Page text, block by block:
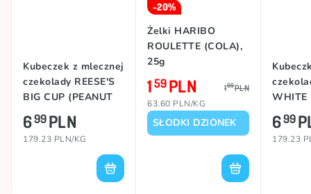
Kubeczek z mlecznej
czekolady REESE'S
BIG CUP (PEANUT
BUTTER), 39g
699PLN
179.23 PLN/KG
-20%
SŁODKI DZIONEK
Żelki HARIBO
ROULETTE (COLA),
25g
159PLN 199PLN
63.60 PLN/KG
WHITE
699
179.23